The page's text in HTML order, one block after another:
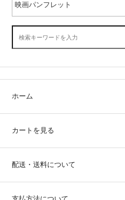
ホーム
カートを見る
配送・送料について